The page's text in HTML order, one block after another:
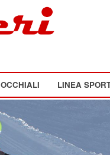
OCCHIALI LINEA